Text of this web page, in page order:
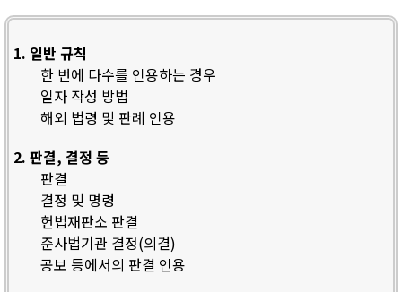
1. 일반 규칙
한 번에 다수를 인용하는 경우
일자 작성 방법
해외 법령 및 판례 인용
2. 판결, 결정 등
판결
결정 및 명령
헌법재판소 판결
준사법기관 결정(의결)
공보 등에서의 판결 인용